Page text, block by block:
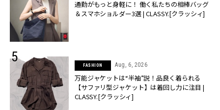
通勤がもっと身軽に！ 働く私たちの相棒バッグ
＆スマホショルダー3選 | CLASSY.[クラッシィ]
FASHION Aug, 6, 2026
万能ジャケットは“半袖”説！品良く着られる
【サファリ型ジャケット】は着回し力に注目 |
CLASSY.[クラッシィ]